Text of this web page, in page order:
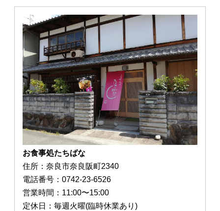
お食事処たちばな
住所：奈良市奈良阪町2340
電話番号：0742-23-6526
営業時間：11:00〜15:00
定休日：毎週火曜(臨時休業あり)